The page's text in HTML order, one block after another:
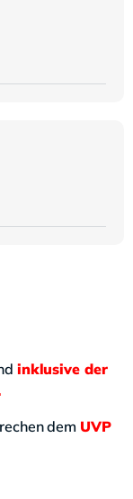
inklusive der
dem UVP